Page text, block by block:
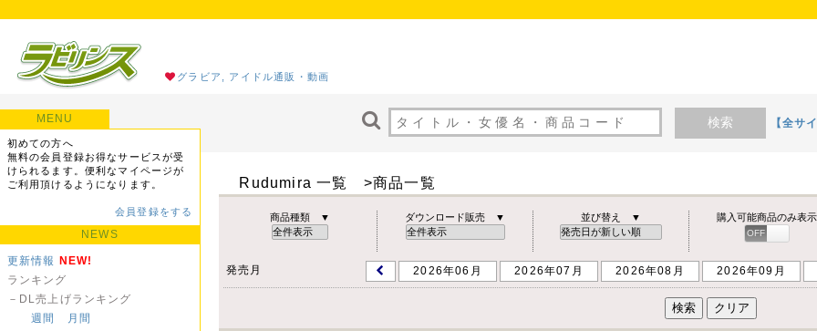
グラビア, アイドル通販・動画
検索 【全サ
MENU
初めての方へ
無料の会員登録お得なサービスが受
けられるます。便利なマイページが
ご利用頂けるようになります。
会員登録をする
NEWS
更新情報 NEW!
ランキング
－DL売上げランキング
週間
月間
Rudumira 一覧 >商品一覧
商品種類 ▼ ダウンロード販売 ▼ 並び替え ▼ 購入可能商品のみ表示
OFF
発売月 2026年06月 2026年07月 2026年08月 2026年09月